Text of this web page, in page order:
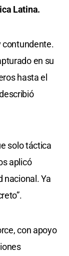
Latina.
contundente.
en su
hasta el
solo táctica
aplicó
nacional. Ya
con apoyo